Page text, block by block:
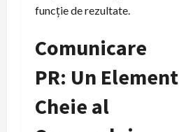
funcție de rezultate.
Comunicare
PR: Un Element
Cheie al